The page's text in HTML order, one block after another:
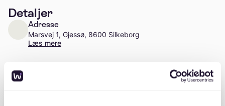
Detaljer
Adresse
Marsvej 1, Gjessø, 8600 Silkeborg
Læs mere